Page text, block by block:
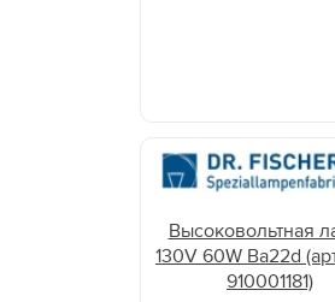
Высоковольтная
130V 60W Ba22d
910001181)